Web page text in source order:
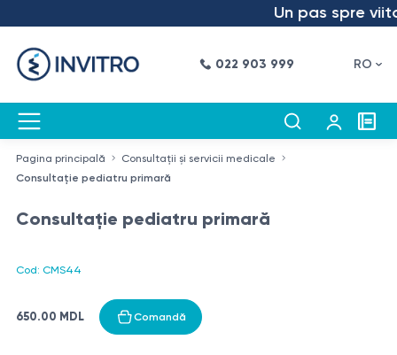
Un pas spre
022 903 999 RO
Pagina principală
Consultații și servicii medicale
Consultație pediatru primară
Consultație pediatru primară
Cod: CMS44
650.00 MDL Comandă